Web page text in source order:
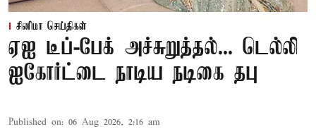
சினிமா செய்திகள்
ஏஐ டீப்-பேக் அச்சுறுத்தல்... டெல்லி
ஐகோர்ட்டை நாடிய நடிகை தபு
Published on: 06 Aug 2026, 2:16 am